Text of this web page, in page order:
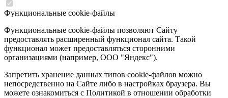
Функциональные cookie-файлы
Функциональные cookie-файлы позволяют Сайту
предоставлять расширенный функционал сайта. Такой
функционал может предоставляться сторонними
организациями (например, ООО "Яндекс").
Запретить хранение данных типов cookie-файлов можно
непосредственно на Сайте либо в настройках браузера. Вы
можете ознакомиться с Политикой в отношении обработки